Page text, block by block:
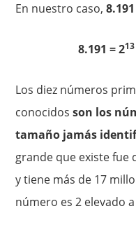
En nuestro caso,
8.191 = 213
Los diez números
conocidosson los
tamaño jamás
grande que existe fue
y tiene más de 17
número es 2 elevado